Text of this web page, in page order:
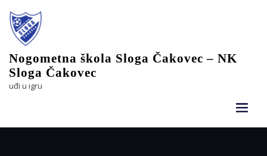
content
Nogometna škola Sloga Čakovec – NK
Sloga Čakovec
uđi u igru